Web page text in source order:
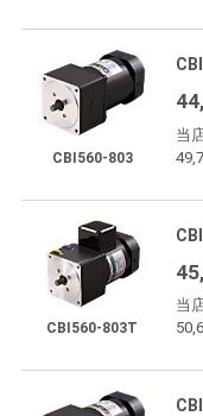
CBI560-803
当
CBI560-803T
当